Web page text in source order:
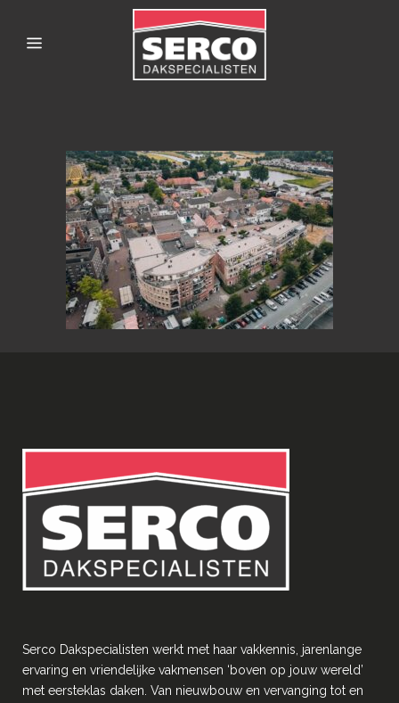
167HARDENBERG-3
Serco Dakspecialisten werkt met haar vakkennis, jarenlange
ervaring en vriendelĳke vakmensen ‘boven op jouw wereld’
met eersteklas daken. Van nieuwbouw en vervanging tot en